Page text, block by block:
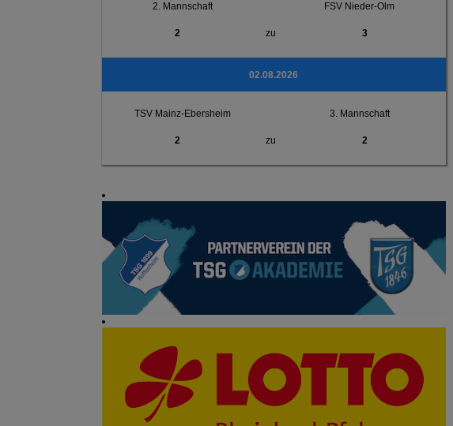
2. Mannschaft FSV Nieder-Olm
2 zu 3
02.08.2026
TSV Mainz-Ebersheim 3. Mannschaft
2 zu 2